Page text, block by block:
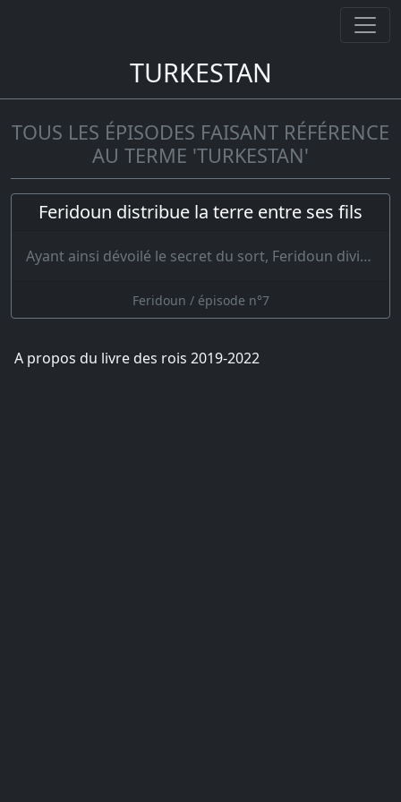
TURKESTAN
TOUS LES ÉPISODES FAISANT RÉFÉRENCE
AU TERME 'TURKESTAN'
Feridoun distribue la terre entre ses fils
Ayant ainsi dévoilé le secret du sort, Feridoun divisa le monde en trois par…
Feridoun / épisode n°7
A propos du livre des rois 2019-2022